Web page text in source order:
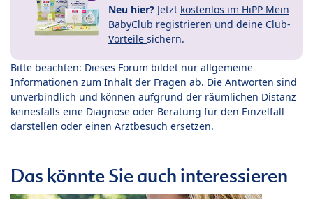
Neu hier? Jetzt kostenlos im HiPP Mein
BabyClub registrieren und deine Club-
Vorteile sichern.
Bitte beachten: Dieses Forum bildet nur allgemeine
Informationen zum Inhalt der Fragen ab. Die Antworten sind
unverbindlich und können aufgrund der räumlichen Distanz
keinesfalls eine Diagnose oder Beratung für den Einzelfall
darstellen oder einen Arztbesuch ersetzen.
Das könnte Sie auch interessieren